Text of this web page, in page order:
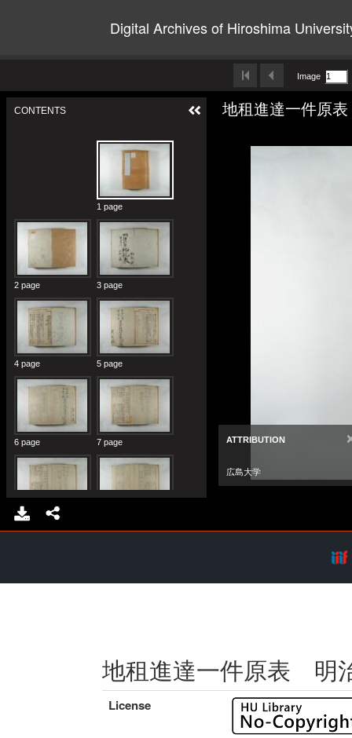
Digital Archives of Hiroshima
地租進達一件原表 明
License